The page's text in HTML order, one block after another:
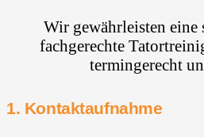
Wir gewährleisten eine
fachgerechte
termingerecht
1. Kontaktaufnahme